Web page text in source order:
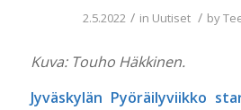
2.5.2022 / in Uutiset / by
Kuva: Touho Häkkinen.
Jyväskylän Pyöräilyviikko